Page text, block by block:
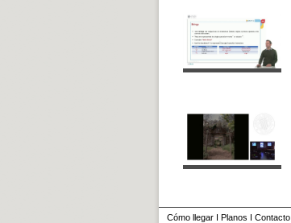
Cómo llegar I Planos I Contacto